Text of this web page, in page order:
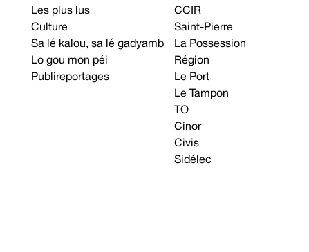
Les plus lus
Culture
Sa lé kalou, sa lé gadyamb
Lo gou mon péi
Publireportages
CCIR
Saint-Pierre
La Possession
Région
Le Port
Le Tampon
TO
Cinor
Civis
Sidélec